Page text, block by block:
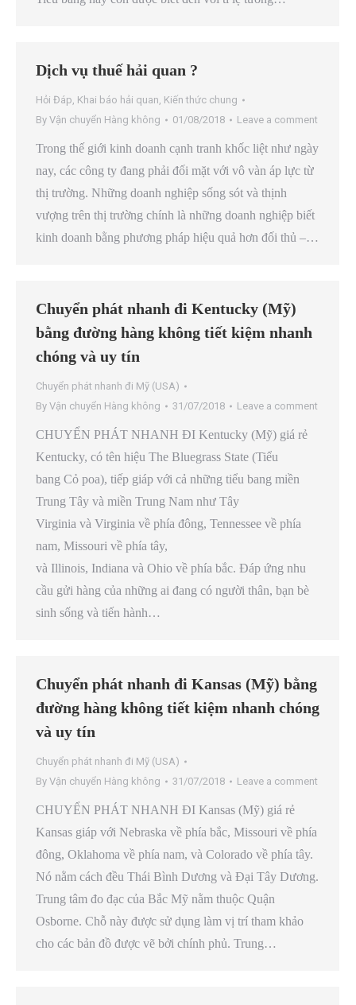
Dịch vụ thuế hải quan ?
Hỏi Đáp, Khai báo hải quan, Kiến thức chung
By Vận chuyển Hàng không 01/08/2018 Leave a comment
Trong thế giới kinh doanh cạnh tranh khốc liệt như ngày
nay, các công ty đang phải đối mặt với vô vàn áp lực từ
thị trường. Những doanh nghiệp sống sót và thịnh
vượng trên thị trường chính là những doanh nghiệp biết
kinh doanh bằng phương pháp hiệu quả hơn đối thủ –…
Chuyển phát nhanh đi Kentucky (Mỹ)
bằng đường hàng không tiết kiệm nhanh
chóng và uy tín
Chuyển phát nhanh đi Mỹ (USA)
By Vận chuyển Hàng không 31/07/2018 Leave a comment
CHUYỂN PHÁT NHANH ĐI Kentucky (Mỹ) giá rẻ
Kentucky, có tên hiệu The Bluegrass State (Tiểu
bang Cỏ poa), tiếp giáp với cả những tiểu bang miền
Trung Tây và miền Trung Nam như Tây
Virginia và Virginia về phía đông, Tennessee về phía
nam, Missouri về phía tây,
và Illinois, Indiana và Ohio về phía bắc. Đáp ứng nhu
cầu gửi hàng của những ai đang có người thân, bạn bè
sinh sống và tiến hành…
Chuyển phát nhanh đi Kansas (Mỹ) bằng
đường hàng không tiết kiệm nhanh chóng
và uy tín
Chuyển phát nhanh đi Mỹ (USA)
By Vận chuyển Hàng không 31/07/2018 Leave a comment
CHUYỂN PHÁT NHANH ĐI Kansas (Mỹ) giá rẻ
Kansas giáp với Nebraska về phía bắc, Missouri về phía
đông, Oklahoma về phía nam, và Colorado về phía tây.
Nó nằm cách đều Thái Bình Dương và Đại Tây Dương.
Trung tâm đo đạc của Bắc Mỹ nằm thuộc Quận
Osborne. Chỗ này được sử dụng làm vị trí tham khảo
cho các bản đồ được vẽ bởi chính phủ. Trung…